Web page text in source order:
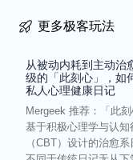
更多极客玩法
从被动内耗到主动治
级的「此刻心」，如
私人心理健康日记
Mergeek 推荐：「此
基于积极心理学与认知
（CBT）设计的治愈系